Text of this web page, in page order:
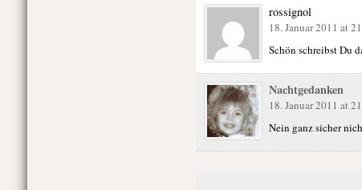
rossignol
18. Januar 2011 at
Schön schreibst Du
Nachtgedanken
18. Januar 2011 at
Nein ganz sicher